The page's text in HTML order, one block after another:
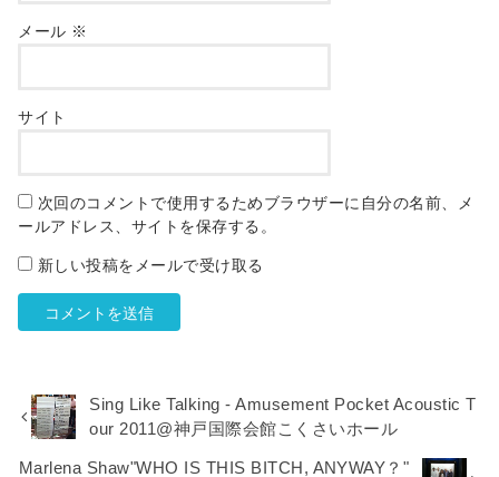
メール ※
サイト
次回のコメントで使用するためブラウザーに自分の名前、メ
ールアドレス、サイトを保存する。
新しい投稿をメールで受け取る
Sing Like Talking - Amusement Pocket Acoustic T
our 2011@神戸国際会館こくさいホール
Marlena Shaw"WHO IS THIS BITCH, ANYWAY？"